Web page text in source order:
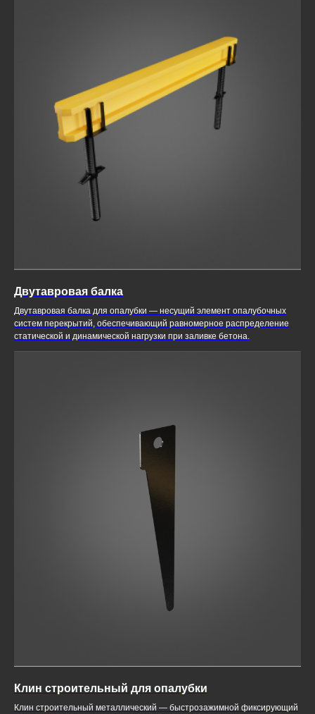
Двутавровая балка
Двутавровая балка для опалубки — несущий элемент опалубочных
систем перекрытий, обеспечивающий равномерное распределение
статической и динамической нагрузки при заливке бетона.
Клин строительный для опалубки
Клин строительный металлический — быстрозажимной фиксирующий